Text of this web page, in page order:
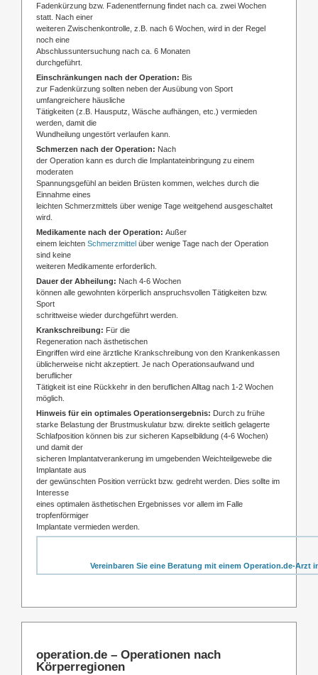
Fadenkürzung bzw. Fadenentfernung findet nach ca. zwei Wochen
statt. Nach einer
weiteren Zwischenkontrolle, z.B. nach 6 Wochen, wird in der Regel
noch eine
Abschlussuntersuchung nach ca. 6 Monaten
durchgeführt.
Einschränkungen nach der Operation: Bis
zur Fadenkürzung sollten neben der Ausübung von Sport
umfangreichere häusliche
Tätigkeiten (z.B. Hausputz, Wäsche aufhängen, etc.) vermieden
werden, damit die
Wundheilung ungestört verlaufen kann.
Schmerzen nach der Operation: Nach
der Operation kann es durch die Implantateinbringung zu einem
moderaten
Spannungsgefühl an beiden Brüsten kommen, welches durch die
Einnahme eines
leichten Schmerzmittels über wenige Tage weitgehend ausgeschaltet
wird.
Medikamente nach der Operation: Außer
einem leichten Schmerzmittel über wenige Tage nach der Operation
sind keine
weiteren Medikamente erforderlich.
Dauer der Abheilung: Nach 4-6 Wochen
können alle gewohnten körperlich anspruchsvollen Tätigkeiten bzw.
Sport
schrittweise wieder durchgeführt werden.
Krankschreibung: Für die
Regeneration nach ästhetischen
Eingriffen wird eine ärztliche Krankschreibung von den Krankenkassen
üblicherweise nicht akzeptiert. Je nach Operationsaufwand und
beruflicher
Tätigkeit ist eine Rückkehr in den beruflichen Alltag nach 1-2 Wochen
möglich.
Hinweis für ein optimales Operationsergebnis: Durch zu frühe
starke Belastung der Brustmuskulatur bzw. direkte seitlich gelagerte
Schlafposition können bis zur sicheren Kapselbildung (4-6 Wochen)
und damit der
sicheren Implantatverankerung im umgebenden Weichteilgewebe die
Implantate aus
der gewünschten Position verrückt bzw. gedreht werden. Dies sollte im
Interesse
eines optimalen ästhetischen Ergebnisses vor allem im Falle
tropfenförmiger
Implantate vermieden werden.
Vereinbaren Sie eine Beratung mit einem Operation.de-Arzt
operation.de – Operationen nach
Körperregionen